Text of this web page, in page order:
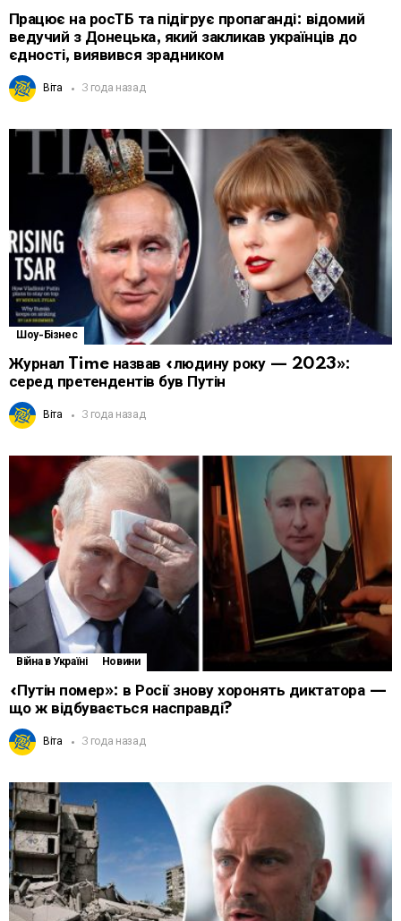
Працює на росТБ та підігрує пропаганді: відомий
ведучий з Донецька, який закликав українців до
єдності, виявився зрадником
Віта 3 года назад
Шоу-Бізнес
Журнал Time назвав «людину року — 2023»:
серед претендентів був Путін
Віта 3 года назад
Війна в Україні Новини
«Путін помер»: в Росії знову хоронять диктатора —
що ж відбувається насправді?
Віта 3 года назад